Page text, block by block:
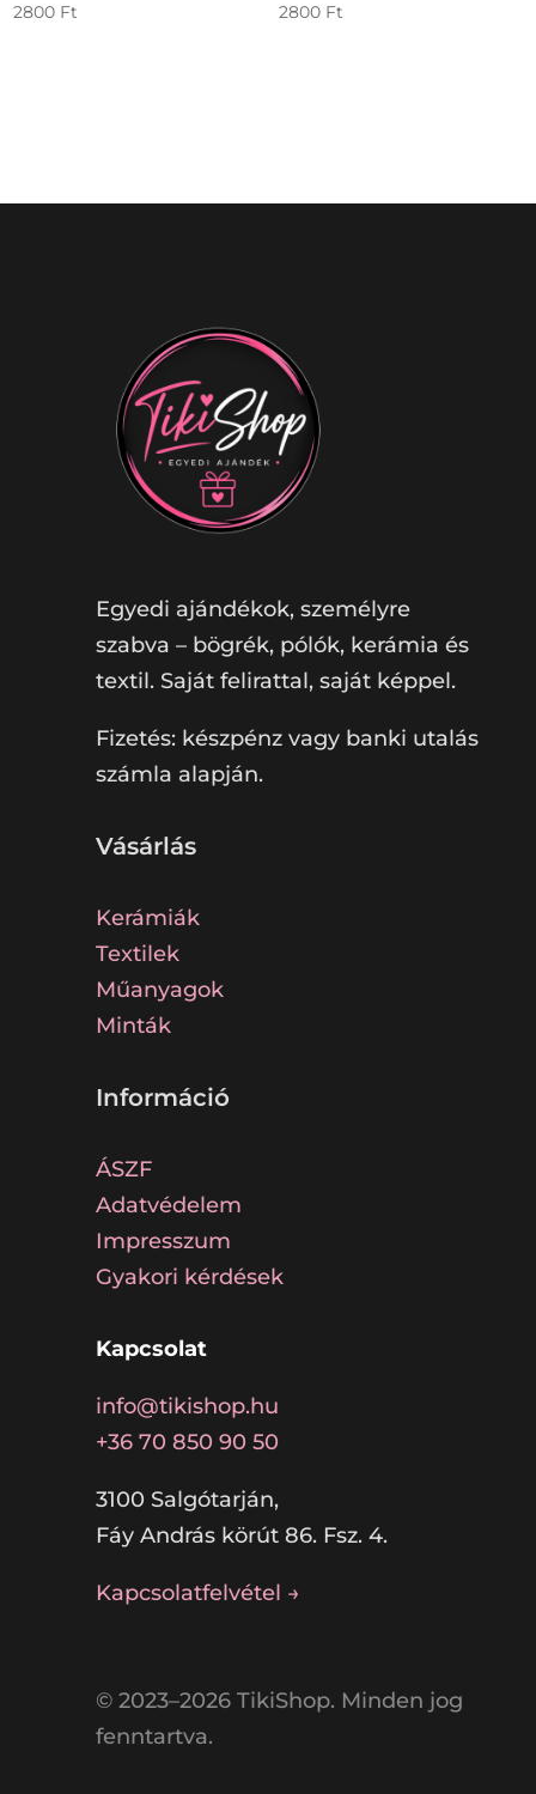
2800 Ft 2800 Ft
Egyedi ajándékok, személyre
szabva – bögrék, pólók, kerámia és
textil. Saját felirattal, saját képpel.
Fizetés: készpénz vagy banki utalás
számla alapján.
Vásárlás
Kerámiák
Textilek
Műanyagok
Minták
Információ
ÁSZF
Adatvédelem
Impresszum
Gyakori kérdések
Kapcsolat
info@tikishop.hu
+36 70 850 90 50
3100 Salgótarján,
Fáy András körút 86. Fsz. 4.
Kapcsolatfelvétel →
© 2023–2026 TikiShop. Minden jog
fenntartva.